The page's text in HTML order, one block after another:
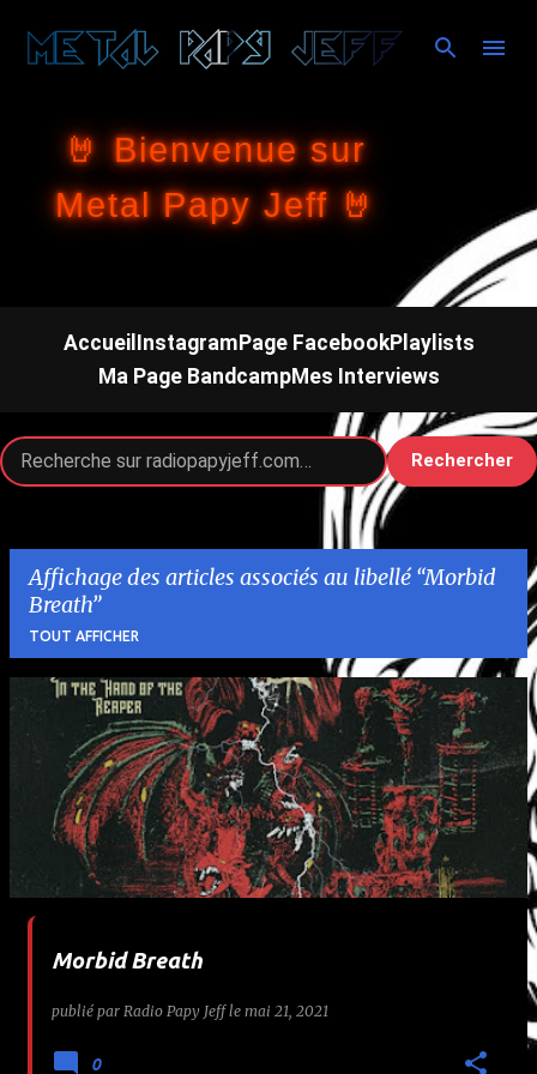
Accéder au contenu principal
🤘 Bienvenue sur
Metal Papy Jeff 🤘
Accueil InstagramPage FacebookPlaylists
Ma Page BandcampMes Interviews
Rechercher
Affichage des articles associés au libellé Morbid
Breath
TOUT AFFICHER
A
c
Morbid Breath
publié par Radio Papy Jeff le mai 21, 2021
0